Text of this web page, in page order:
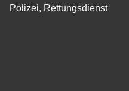
Polizei, Rettungsdienst